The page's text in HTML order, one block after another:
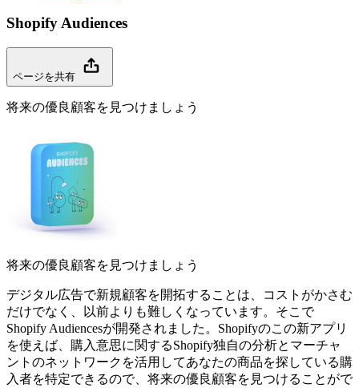
Shopify Audiences
ページを共有
将来の優良顧客を見つけましょう
将来の優良顧客を見つけましょう
デジタル広告で新規顧客を開拓することは、コストがかさむ
だけでなく、以前よりも難しくなっています。そこで
Shopify Audiencesが開発されました。Shopifyのこの新アプリ
を使えば、購入意思に関するShopify独自の分析とマーチャ
ントのネットワークを活用してあなたの商品を探している購
入者を特定できるので、将来の優良顧客を見つけることがで